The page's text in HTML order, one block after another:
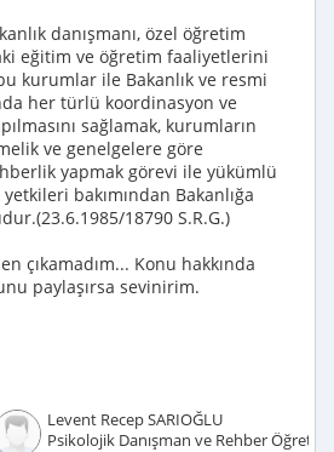
danışmanı, özel öğretim
eğitim ve öğretim faaliyetlerini
kurumlar ile Bakanlık ve resmi
her türlü koordinasyon ve
sağlamak, kurumların
ve genelgelere göre
yapmak görevi ile yükümlü
bakımından Bakanlığa
18790 S.R.G.)
çıkamadım... Konu hakkında
paylaşırsa sevinirim.
Levent Recep SARIOĞLU
Psikolojik Danışman ve Rehber